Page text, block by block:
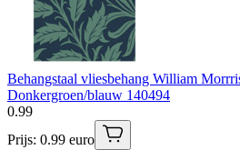
Behangstaal vliesbehang William
Donkergroen/blauw 140494
0.99
Prijs: 0.99 euro